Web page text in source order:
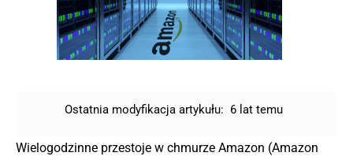
Ostatnia modyfikacja artykułu: 6 lat temu
Wielogodzinne przestoje w chmurze Amazon (Amazon